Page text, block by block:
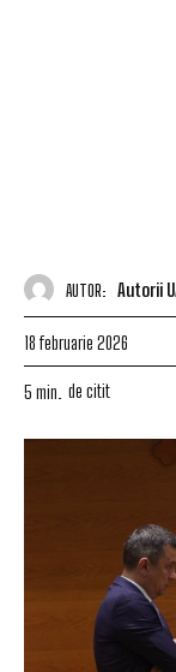
AUTOR: Autorii
18 februarie 2026
5 min. de citit